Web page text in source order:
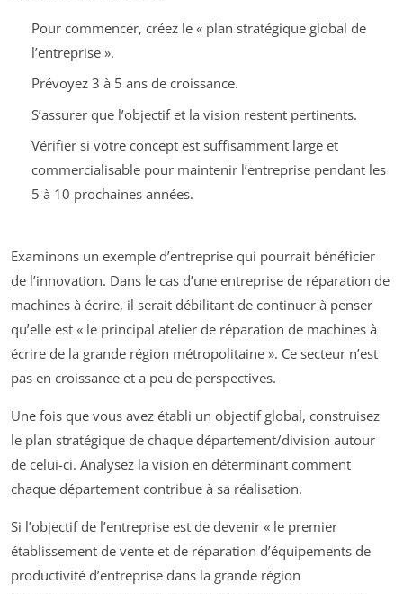
Pour commencer, créez le « plan stratégique global de
l’entreprise ».
Prévoyez 3 à 5 ans de croissance.
S’assurer que l’objectif et la vision restent pertinents.
Vérifier si votre concept est suffisamment large et
commercialisable pour maintenir l’entreprise pendant les
5 à 10 prochaines années.
Examinons un exemple d’entreprise qui pourrait bénéficier
de l’innovation. Dans le cas d’une entreprise de réparation de
machines à écrire, il serait débilitant de continuer à penser
qu’elle est « le principal atelier de réparation de machines à
écrire de la grande région métropolitaine ». Ce secteur n’est
pas en croissance et a peu de perspectives.
Une fois que vous avez établi un objectif global, construisez
le plan stratégique de chaque département/division autour
de celui-ci. Analysez la vision en déterminant comment
chaque département contribue à sa réalisation.
Si l’objectif de l’entreprise est de devenir « le premier
établissement de vente et de réparation d’équipements de
productivité d’entreprise dans la grande région